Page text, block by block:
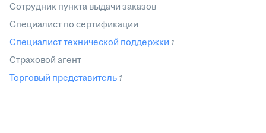
Сотрудник пункта выдачи заказов
Специалист по сертификации
Специалист технической поддержки 1
Страховой агент
Торговый представитель 1